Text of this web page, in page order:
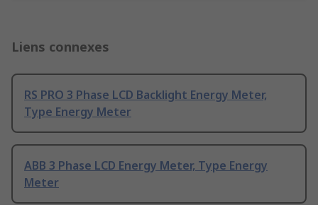
Liens connexes
RS PRO 3 Phase LCD Backlight Energy Meter,
Type Energy Meter
ABB 3 Phase LCD Energy Meter, Type Energy
Meter